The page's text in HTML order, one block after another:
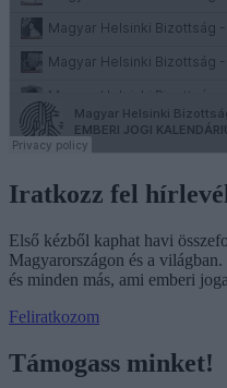
Iratkozz fel
Első kézből kaphat havi
Magyarországon és a
és minden más, ami emberi
Feliratkozom
Támogass minket!